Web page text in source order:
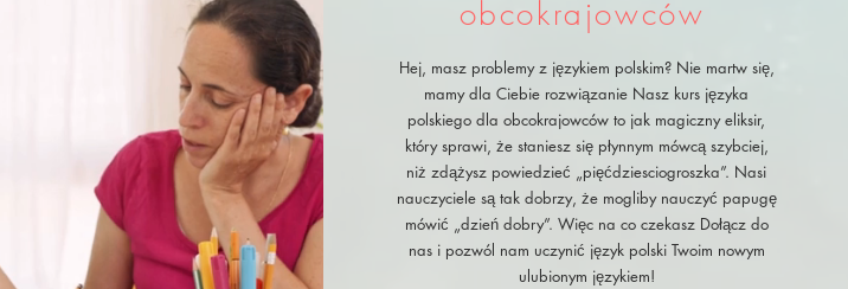
obcokrajowców
Hej, masz problemy z językiem polskim? Nie martw się,
mamy dla Ciebie rozwiązanie Nasz kurs języka
polskiego dla obcokrajowców to jak magiczny eliksir,
który sprawi, że staniesz się płynnym mówcą szybciej,
niż zdążysz powiedzieć „pięćdziesciogroszka”. Nasi
nauczyciele są tak dobrzy, że mogliby nauczyć papugę
mówić „dzień dobry”. Więc na co czekasz Dołącz do
nas i pozwól nam uczynić język polski Twoim nowym
ulubionym językiem!